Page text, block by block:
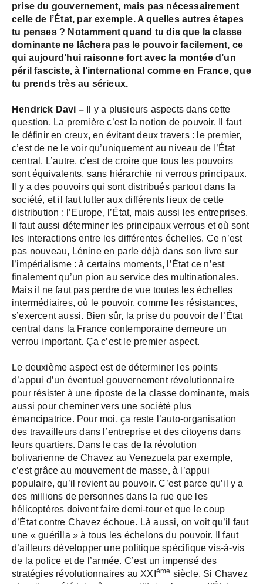
prise du gouvernement, mais pas nécessairement
celle de l’État, par exemple. A quelles autres étapes
tu penses ? Notamment quand tu dis que la classe
dominante ne lâchera pas le pouvoir facilement, ce
qui aujourd’hui raisonne fort avec la montée d’un
péril fasciste, à l’international comme en France, que
tu prends très au sérieux.
Hendrick Davi – Il y a plusieurs aspects dans cette
question. La première c’est la notion de pouvoir. Il faut
le définir en creux, en évitant deux travers : le premier,
c’est de ne le voir qu’uniquement au niveau de l’État
central. L’autre, c’est de croire que tous les pouvoirs
sont équivalents, sans hiérarchie ni verrous principaux.
Il y a des pouvoirs qui sont distribués partout dans la
société, et il faut lutter aux différents lieux de cette
distribution : l’Europe, l’État, mais aussi les entreprises.
Il faut aussi déterminer les principaux verrous et où sont
les interactions entre les différentes échelles. Ce n’est
pas nouveau, Lénine en parle déjà dans son livre sur
l’impérialisme : à certains moments, l’État ce n’est
finalement qu’un pion au service des multinationales.
Mais il ne faut pas perdre de vue toutes les échelles
intermédiaires, où le pouvoir, comme les résistances,
s’exercent aussi. Bien sûr, la prise du pouvoir de l’État
central dans la France contemporaine demeure un
verrou important. Ça c’est le premier aspect.
Le deuxième aspect est de déterminer les points
d’appui d’un éventuel gouvernement révolutionnaire
pour résister à une riposte de la classe dominante, mais
aussi pour cheminer vers une société plus
émancipatrice. Pour moi, ça reste l’auto-organisation
des travailleurs dans l’entreprise et des citoyens dans
leurs quartiers. Dans le cas de la révolution
bolivarienne de Chavez au Venezuela par exemple,
c’est grâce au mouvement de masse, à l’appui
populaire, qu’il revient au pouvoir. C’est parce qu’il y a
des millions de personnes dans la rue que les
hélicoptères doivent faire demi-tour et que le coup
d’État contre Chavez échoue. Là aussi, on voit qu’il faut
une « guérilla » à tous les échelons du pouvoir. Il faut
d’ailleurs développer une politique spécifique vis-à-vis
de la police et de l’armée. C’est un impensé des
stratégies révolutionnaires au XXI ème siècle. Si Chavez